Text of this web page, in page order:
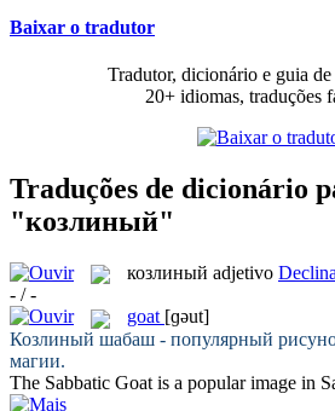
Baixar o tradutor
Tradutor, dicionário e guia de
20+ idiomas, traduções
Traduções de dicionário
"козлиный"
козлиный adjetivo
- / -
goat [ɡəut]
Козлиный шабаш - популярный
магии.
The Sabbatic Goat is a popular image in